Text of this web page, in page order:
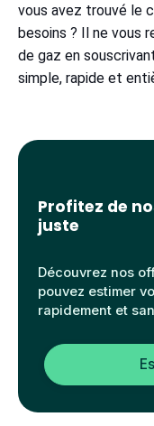
vous avez trouvé le
besoins ? Il ne vous
de gaz en
simple, rapide et
Profitez de
juste
Découvrez nos
pouvez estimer
rapidement et